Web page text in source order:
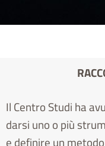
Il Centro Studi ha
darsi uno o più
e definire un